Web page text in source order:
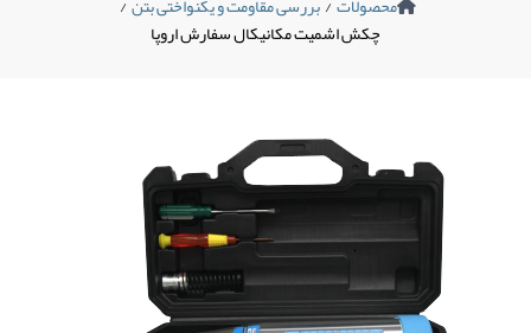
چکش اشمیت مکانیکال سفارش اروپا